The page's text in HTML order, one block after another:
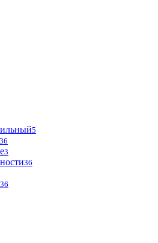
5
36
3
36
36